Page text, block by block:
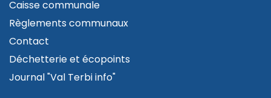
Caisse communale
Règlements communaux
Contact
Déchetterie et écopoints
Journal "Val Terbi info"